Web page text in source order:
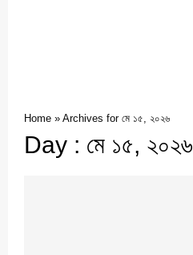
Home » Archives for মে ১৫, ২০২৬
Day : মে ১৫, ২০২৬